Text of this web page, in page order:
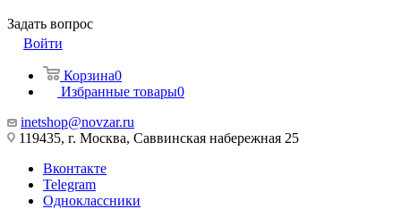
Задать вопрос
Войти
Корзина0
Избранные товары0
inetshop@novzar.ru
119435, г. Москва, Саввинская набережная 25
Вконтакте
Telegram
Одноклассники